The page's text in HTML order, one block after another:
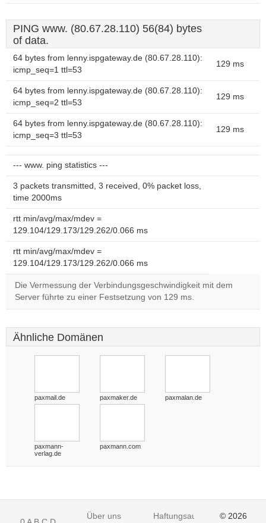
PING www. (80.67.28.110) 56(84) bytes
of data.
64 bytes from lenny.ispgateway.de (80.67.28.110):
icmp_seq=1 ttl=53
129 ms
64 bytes from lenny.ispgateway.de (80.67.28.110):
icmp_seq=2 ttl=53
129 ms
64 bytes from lenny.ispgateway.de (80.67.28.110):
icmp_seq=3 ttl=53
129 ms
--- www. ping statistics ---
3 packets transmitted, 3 received, 0% packet loss,
time 2000ms
rtt min/avg/max/mdev =
129.104/129.173/129.262/0.066 ms
rtt min/avg/max/mdev =
129.104/129.173/129.262/0.066 ms
Die Vermessung der Verbindungsgeschwindigkeit mit dem
Server führte zu einer Festsetzung von 129 ms.
Ähnliche Domänen
paxmail.de paxmaker.de paxmalan.de
paxmann-
verlag.de
paxmann.com
Über uns Haftungsausschluss© 2026